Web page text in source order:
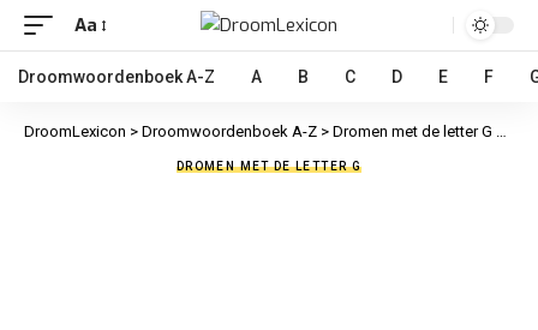
Aa
Droomwoordenboek A-Z A B C D E F
DroomLexicon > Droomwoordenboek A-Z > Dromen met de letter G
DROMEN MET DE LETTER G